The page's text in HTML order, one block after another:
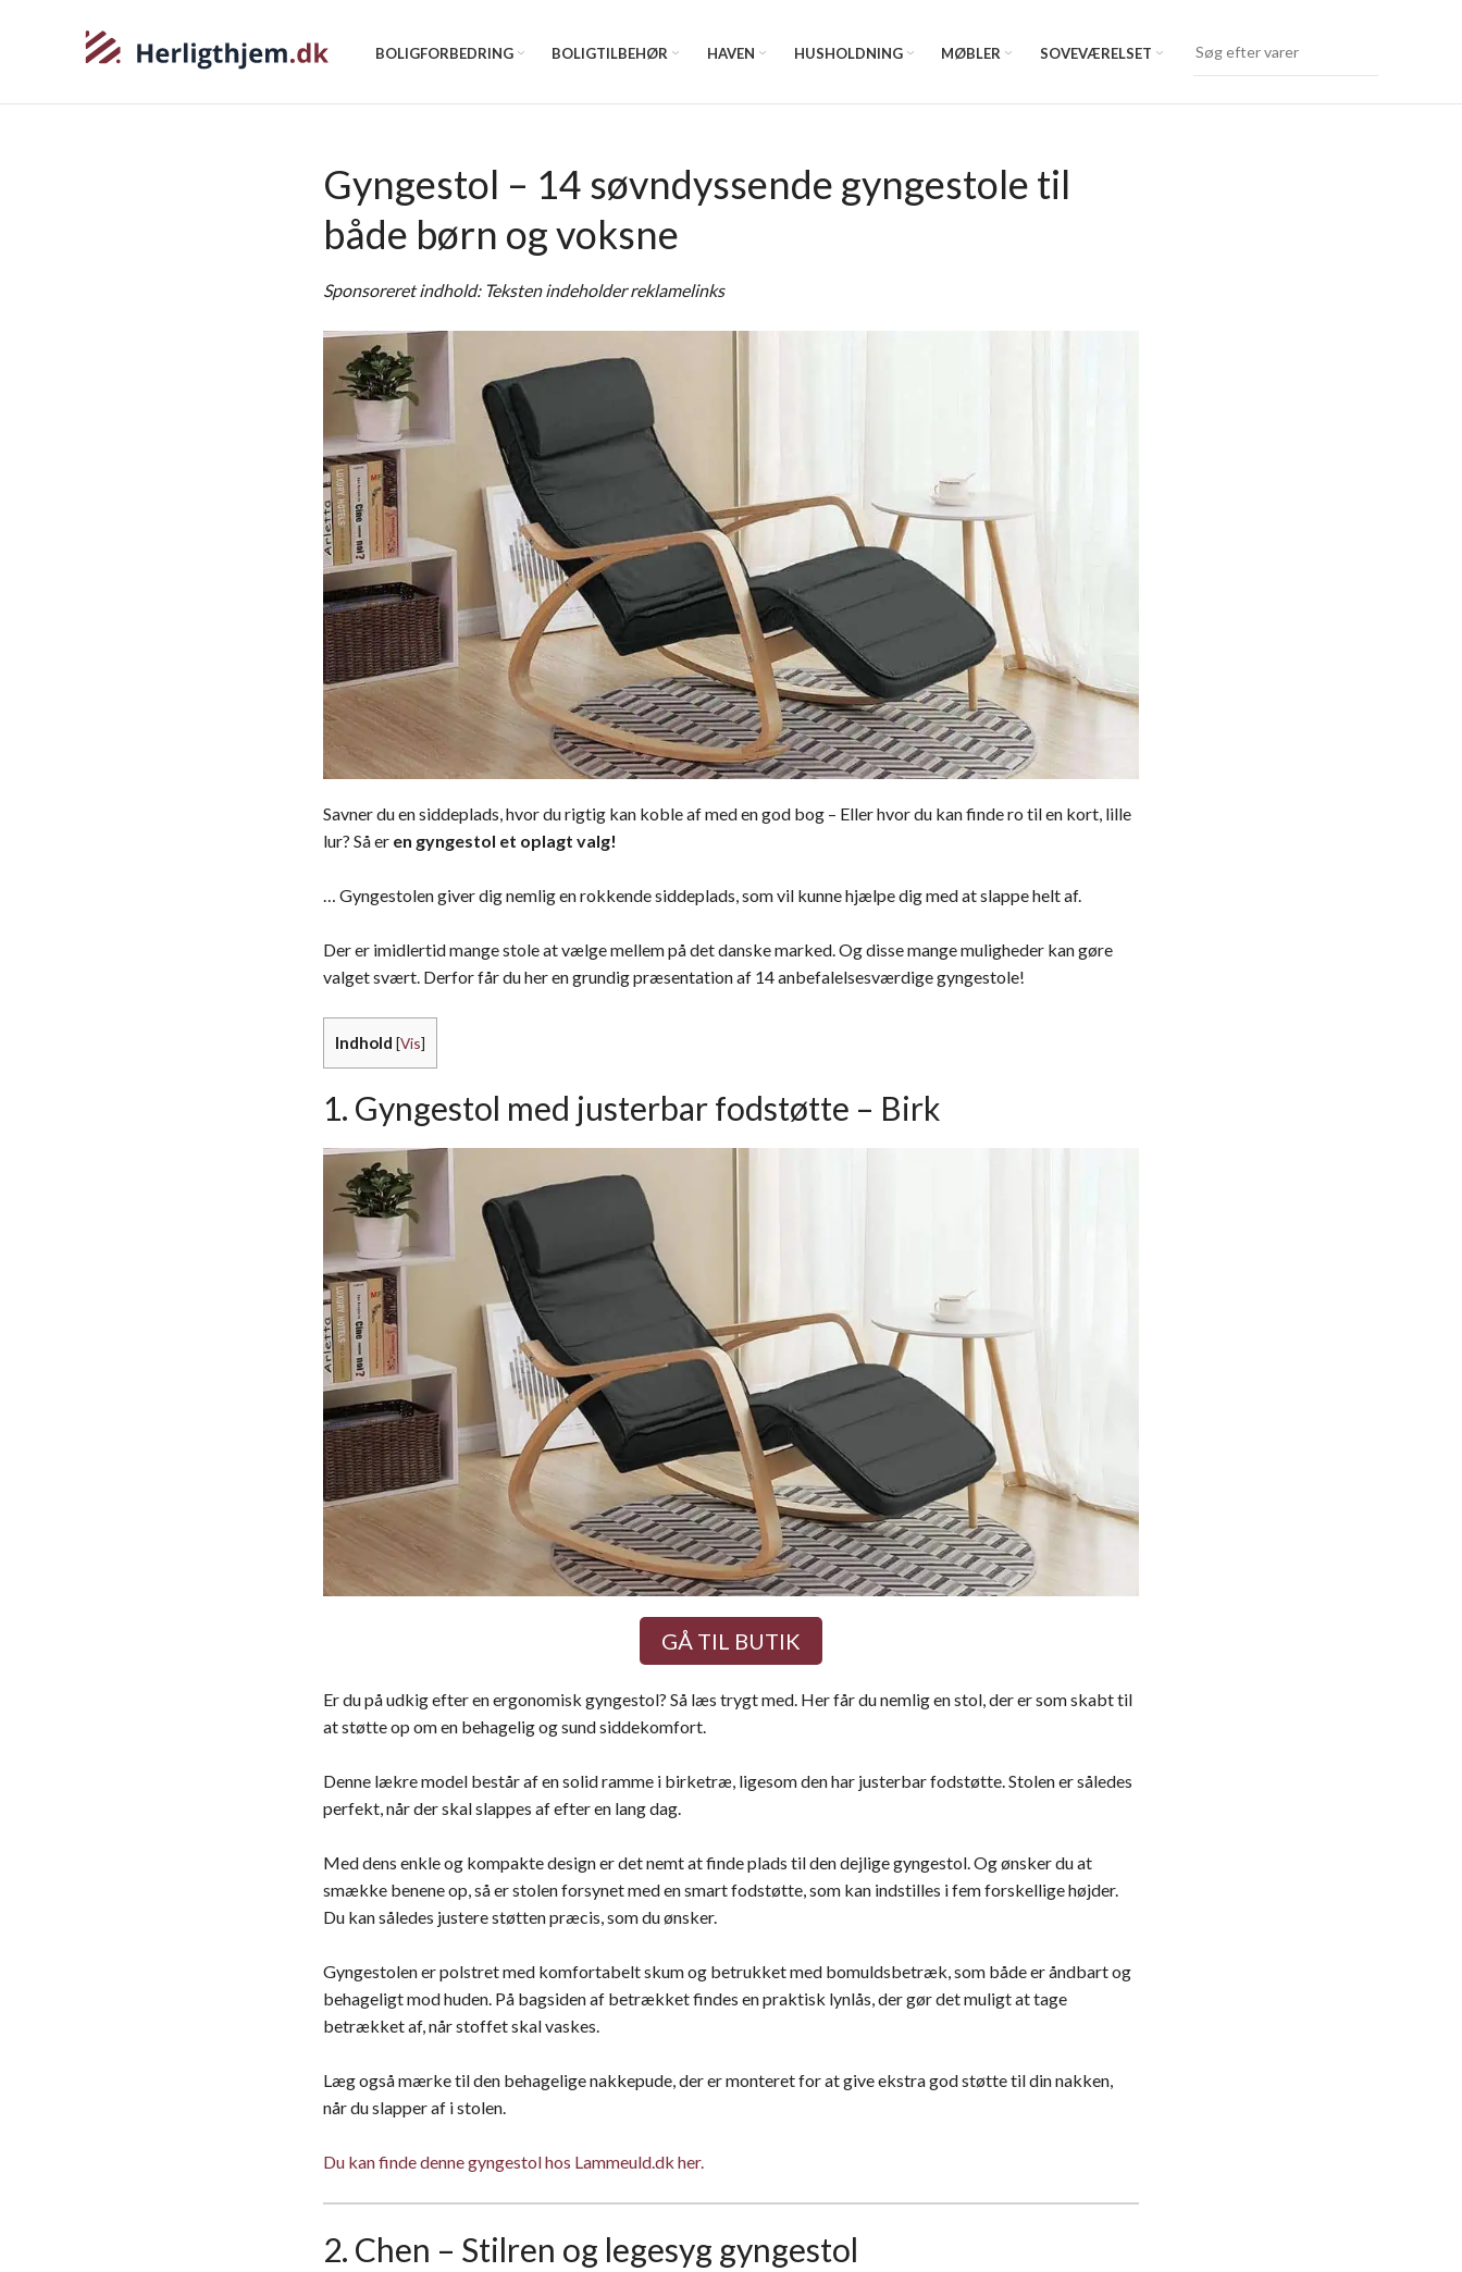
BOLIGFORBEDRING BOLIGTILBEHØR HAVEN HUSHOLDNING MØBLER SOVEVÆRELSET
Gyngestol – 14 søvndyssende gyngestole til
både børn og voksne
Sponsoreret indhold: Teksten indeholder reklamelinks
Savner du en siddeplads, hvor du rigtig kan koble af med en god bog – Eller hvor du kan finde ro til en kort, lille
lur? Så er en gyngestol et oplagt valg!
… Gyngestolen giver dig nemlig en rokkende siddeplads, som vil kunne hjælpe dig med at slappe helt af.
Der er imidlertid mange stole at vælge mellem på det danske marked. Og disse mange muligheder kan gøre
valget svært. Derfor får du her en grundig præsentation af 14 anbefalelsesværdige gyngestole!
Indhold [Vis]
1. Gyngestol med justerbar fodstøtte – Birk
GÅ TIL BUTIK
Er du på udkig efter en ergonomisk gyngestol? Så læs trygt med. Her får du nemlig en stol, der er som skabt til
at støtte op om en behagelig og sund siddekomfort.
Denne lækre model består af en solid ramme i birketræ, ligesom den har justerbar fodstøtte. Stolen er således
perfekt, når der skal slappes af efter en lang dag.
Med dens enkle og kompakte design er det nemt at finde plads til den dejlige gyngestol. Og ønsker du at
smække benene op, så er stolen forsynet med en smart fodstøtte, som kan indstilles i fem forskellige højder.
Du kan således justere støtten præcis, som du ønsker.
Gyngestolen er polstret med komfortabelt skum og betrukket med bomuldsbetræk, som både er åndbart og
behageligt mod huden. På bagsiden af betrækket findes en praktisk lynlås, der gør det muligt at tage
betrækket af, når stoffet skal vaskes.
Læg også mærke til den behagelige nakkepude, der er monteret for at give ekstra god støtte til din nakken,
når du slapper af i stolen.
Du kan finde denne gyngestol hos Lammeuld.dk her.
2. Chen – Stilren og legesyg gyngestol